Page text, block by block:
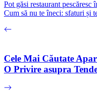
Pot găsi restaurant
Cum să nu te îneci: sfaturi și
Cele Mai Căutate
O Privire asupra